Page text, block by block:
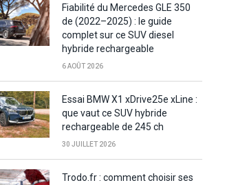
Fiabilité du Mercedes GLE 350
de (2022–2025) : le guide
complet sur ce SUV diesel
hybride rechargeable
6 AOÛT 2026
Essai BMW X1 xDrive25e xLine :
que vaut ce SUV hybride
rechargeable de 245 ch
30 JUILLET 2026
Trodo.fr : comment choisir ses